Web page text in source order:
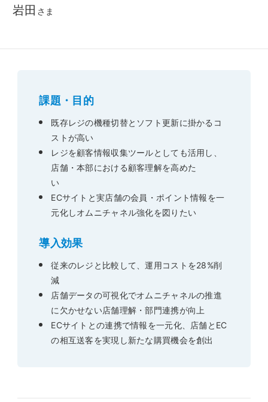
岩田 さま
課題・目的
既存レジの機種切替とソフト更新に掛かるコ
ストが高い
レジを顧客情報収集ツールとしても活用し、
店舗・本部における顧客理解を高めた
い
ECサイトと実店舗の会員・ポイント情報を一
元化しオムニチャネル強化を図りたい
導入効果
従来のレジと比較して、運用コストを28%削
減
店舗データの可視化でオムニチャネルの推進
に欠かせない店舗理解・部門連携が向上
ECサイトとの連携で情報を一元化、店舗とEC
の相互送客を実現し新たな購買機会を創出